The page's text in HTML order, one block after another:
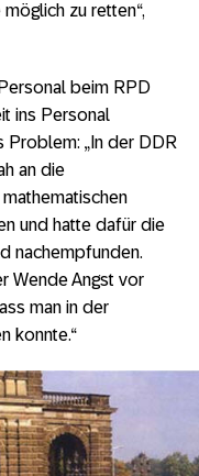
zu retten“,
beim RPD
ins Personal
Problem: „In der DDR
an die
und hatte dafür die
nachempfunden.
Wende Angst vor
man in der
konnte.“